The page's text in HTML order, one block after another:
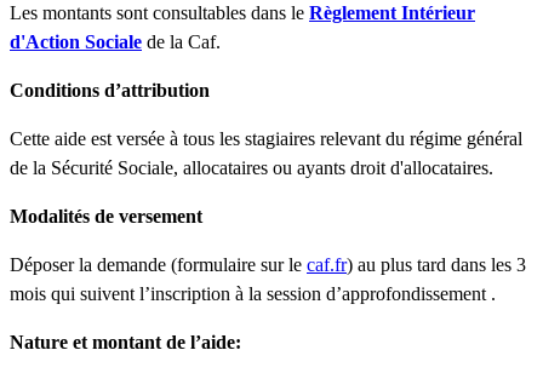
Les montants sont consultables dans le Règlement Intérieur
d'Action Sociale de la Caf.
Conditions d’attribution
Cette aide est versée à tous les stagiaires relevant du régime général
de la Sécurité Sociale, allocataires ou ayants droit d'allocataires.
Modalités de versement
Déposer la demande (formulaire sur le caf.fr) au plus tard dans les 3
mois qui suivent l’inscription à la session d’approfondissement .
Nature et montant de l’aide: